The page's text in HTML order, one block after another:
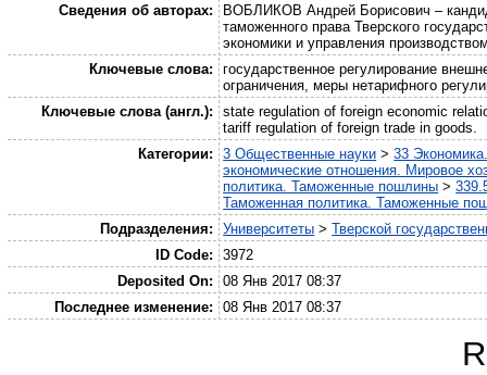
Сведения об авторах:
ВОБЛИКОВ Андрей Борисович –
таможенного права Тверского
экономики и управления
Ключевые слова:
государственное регулирование
ограничения, меры нетарифного
Ключевые слова (англ.):
state regulation of foreign economic
tariff regulation of foreign trade in goods.
Категории:
3 Общественные науки >33
экономические отношения. Мировое
политика. Таможенные пошлины >
Таможенная политика. Таможенные
Подразделения:
Университеты >Тверской
ID Code:
3972
Deposited On:
08 Янв 2017 08:37
Последнее изменение:
08 Янв 2017 08:37